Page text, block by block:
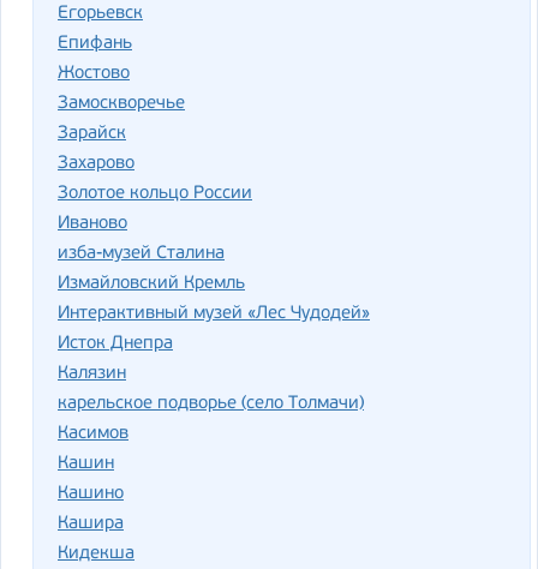
Егорьевск
Епифань
Жостово
Замоскворечье
Зарайск
Захарово
Золотое кольцо России
Иваново
изба-музей Сталина
Измайловский Кремль
Интерактивный музей «Лес Чудодей»
Исток Днепра
Калязин
карельское подворье (село Толмачи)
Касимов
Кашин
Кашино
Кашира
Кидекша